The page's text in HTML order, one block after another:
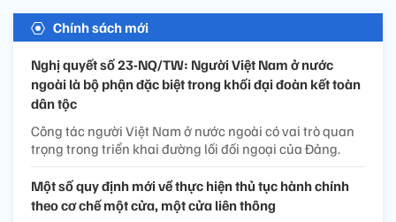
Chính sách mới
Nghị quyết số 23-NQ/TW: Người Việt Nam ở nước
ngoài là bộ phận đặc biệt trong khối đại đoàn kết toàn
dân tộc
Công tác người Việt Nam ở nước ngoài có vai trò quan
trọng trong triển khai đường lối đối ngoại của Đảng.
Một số quy định mới về thực hiện thủ tục hành chính
theo cơ chế một cửa, một cửa liên thông